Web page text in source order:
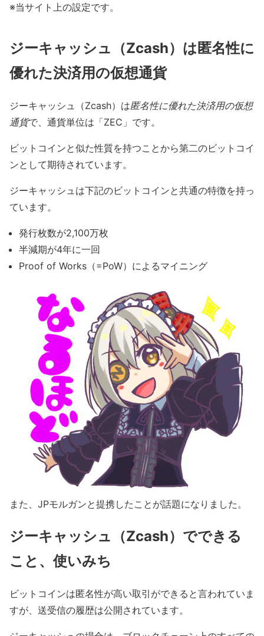
※当サイト上の設定です。
ジーキャッシュ（Zcash）は匿名性に
優れた決済用の仮想通貨
ジーキャッシュ（Zcash）は匿名性に優れた決済用の仮想
通貨で、通貨単位は「ZEC」です。
ビットコインと似た性質を持つことから第二のビットコイ
ンとして期待されています。
ジーキャッシュは下記のビットコインと共通の特徴を持っ
ています。
発行枚数が2,100万枚
半減期が4年に一回
Proof of Works（=PoW）によるマイニング
また、JPモルガンと提携したことが話題になりました。
ジーキャッシュ（Zcash）でできる
こと、使いみち
ビットコインは匿名性が高い取引ができると言われていま
すが、送受信の履歴は公開されています。